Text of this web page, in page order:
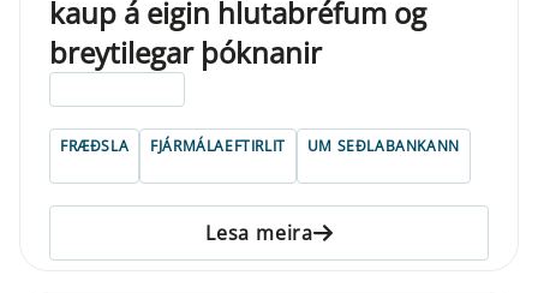
kaup á eigin hlutabréfum og
breytilegar þóknanir
FRÆÐSLA FJÁRMÁLAEFTIRLIT UM SEÐLABANKANN
Lesa meira